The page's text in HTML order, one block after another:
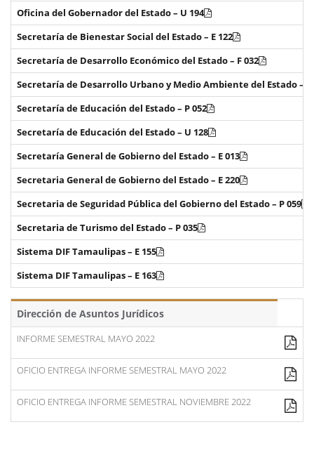
Oficina del Gobernador del Estado – U 194
Secretaría de Bienestar Social del Estado – E 122
Secretaría de Desarrollo Económico del Estado – F 032
Secretaría de Desarrollo Urbano y Medio Ambiente del Estado – P
Secretaría de Educación del Estado – P 052
Secretaría de Educación del Estado – U 128
Secretaría General de Gobierno del Estado – E 013
Secretaria General de Gobierno del Estado – E 220
Secretaria de Seguridad Pública del Gobierno del Estado – P 059
Secretaria de Turismo del Estado – P 035
Sistema DIF Tamaulipas – E 155
Sistema DIF Tamaulipas – E 163
Dirección de Asuntos Jurídicos
INFORME SEMESTRAL MAYO 2022
OFICIO ENTREGA INFORME SEMESTRAL MAYO 2022
OFICIO ENTREGA INFORME SEMESTRAL NOVIEMBRE 2022